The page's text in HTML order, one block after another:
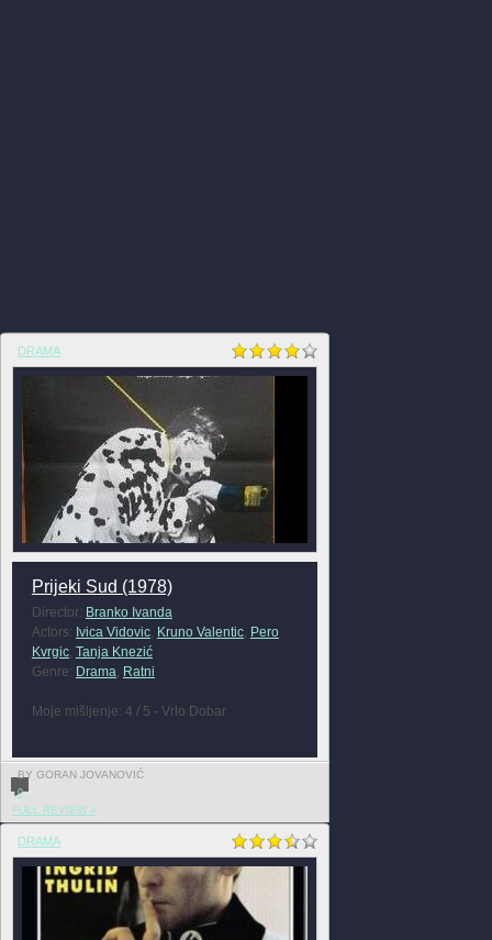
DRAMA
Prijeki Sud (1978)
Director: Branko Ivanda
Actors: Ivica Vidovic, Kruno Valentic, Pero
Kvrgic, Tanja Knezić
Genre: Drama, Ratni
Moje mišljenje: 4 / 5 - Vrlo Dobar
BY GORAN JOVANOVIĆ
0
FULL REVIEW »
DRAMA